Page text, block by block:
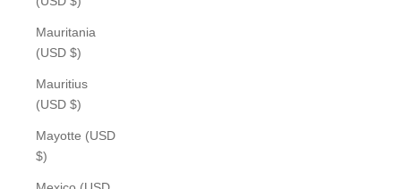
Mauritania
(USD $)
Mauritius
(USD $)
Mayotte (USD
$)